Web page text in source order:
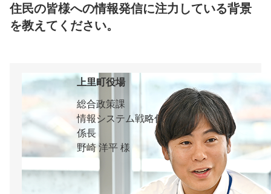
住民の皆様への情報発信に注力している背景
を教えてください。
上里町役場
総合政策課
情報システム戦略係
係長
野崎 洋平 様